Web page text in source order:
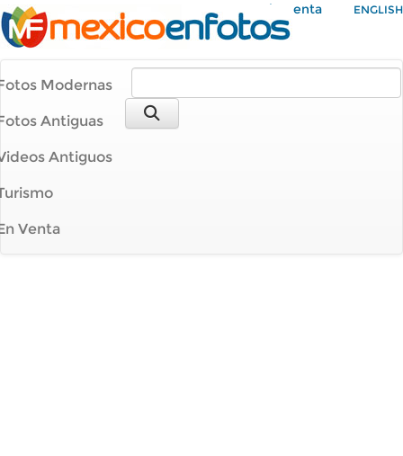
Mi Cuenta ENGLISH
Modernas
Antiguas
Antiguos
Venta